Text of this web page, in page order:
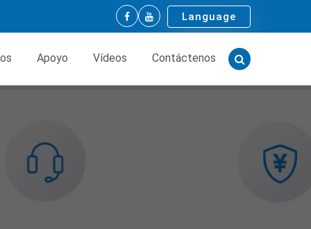
Language
Apoyo Vídeos Contáctenos